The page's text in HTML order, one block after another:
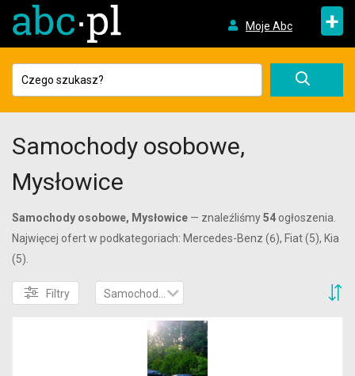
Moje Abc +
Samochody osobowe,
Mysłowice
Samochody osobowe, Mysłowice — znaleźliśmy54 ogłoszenia.
Najwięcej ofert w podkategoriach: Mercedes-Benz (6), Fiat (5), Kia
(5).
Filtry Samochody osobowe